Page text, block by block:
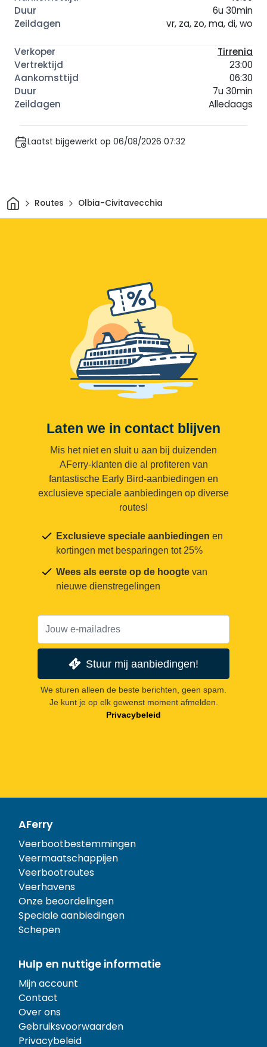
6u 30min
vr, za, zo, ma, di, wo
Tirrenia
23:00
06:30
7u 30min
Alledaags
Laatst bijgewerkt op 06/08/2026 07:32
ThuisRoutes Olbia-Civitavecchia
Laten we in contact blijven
Mis het niet en sluit u aan bij duizenden
AFerry-klanten die al profiteren van
fantastische Early Bird-aanbiedingen en
exclusieve speciale aanbiedingen op diverse
routes!
Exclusieve speciale aanbiedingen en
kortingen met besparingen tot 25%
Wees als eerste op de hoogte van
nieuwe dienstregelingen
Stuur mij aanbiedingen!
We sturen alleen de beste berichten, geen spam.
Je kunt je op elk gewenst moment afmelden.
Privacybeleid
AFerry
Veerbootbestemmingen
Veermaatschappijen
Veerbootroutes
Veerhavens
Onze beoordelingen
Speciale aanbiedingen
Schepen
Hulp en nuttige informatie
Mijn account
Contact
Over ons
Gebruiksvoorwaarden
Privacybeleid